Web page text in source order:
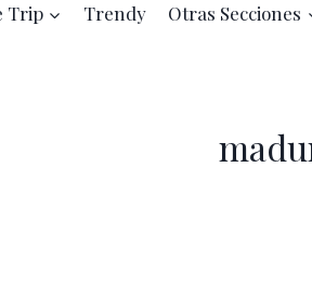
Trip Trendy Otras Secciones